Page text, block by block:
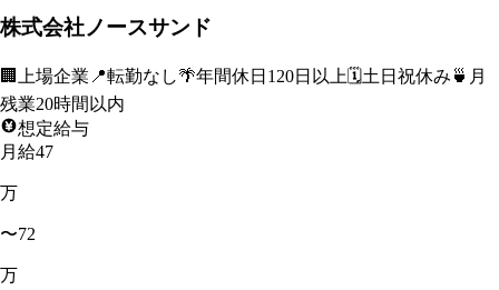
株式会社ノースサンド
🏢 上場企業 📍転勤なし🌴年間休日120日以上 🗓️土日祝休み 🍵 月
残業20時間以内
想定給与
月給47
万
〜72
万